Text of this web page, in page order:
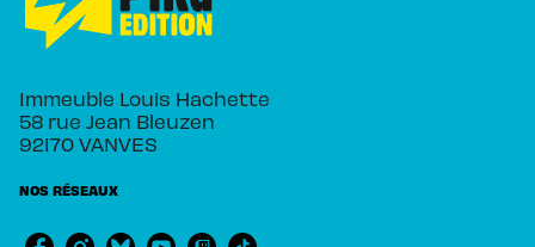
Immeuble Louis Hachette
58 rue Jean Bleuzen
92170 VANVES
NOS RÉSEAUX